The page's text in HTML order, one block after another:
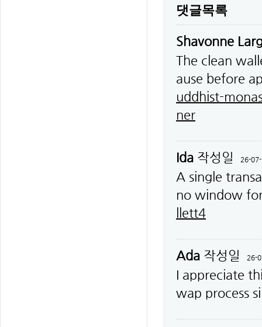
댓글목록
Shavonne
The clean
ause before
uddhist-
ner
Ida 작성일 26-
A single
no window
llett4
Ada 작성일 26-
I appreciate
wap process